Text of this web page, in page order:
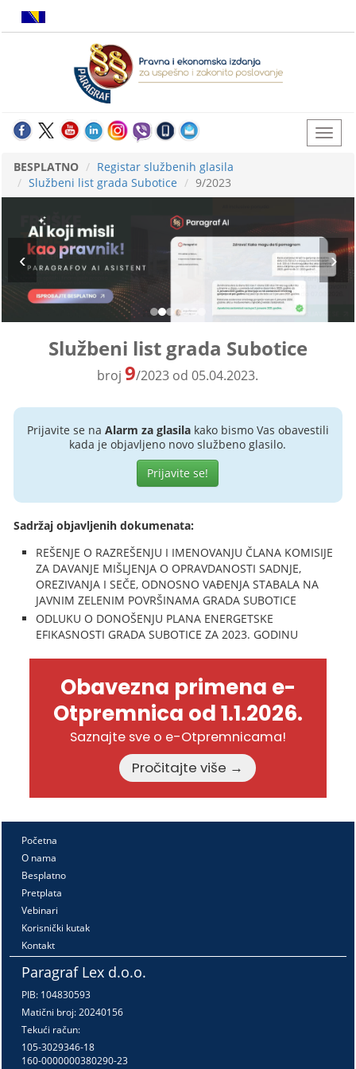
BESPLATNO
Registar službenih glasila
Službeni list grada Subotice
9/2023
Službeni list grada Subotice
broj9/2023 od 05.04.2023.
Prijavite se na Alarm za glasilakako bismo Vas obavestili
kada je objavljeno novo službeno glasilo.
Prijavite se!
Sadržaj objavljenih dokumenata:
REŠENJE O RAZREŠENJU I IMENOVANJU ČLANA KOMISIJE
ZA DAVANJE MIŠLJENJA O OPRAVDANOSTI SADNJE,
OREZIVANJA I SEČE, ODNOSNO VAĐENJA STABALA NA
JAVNIM ZELENIM POVRŠINAMA GRADA SUBOTICE
ODLUKU O DONOŠENJU PLANA ENERGETSKE
EFIKASNOSTI GRADA SUBOTICE ZA 2023. GODINU
Obavezna primena e-
Otpremnica od 1.1.2026.
Saznajte sve o e-Otpremnicama!
Pročitajte više →
Početna
O nama
Besplatno
Pretplata
Vebinari
Korisnički kutak
Kontakt
Paragraf Lex d.o.o.
PIB: 104830593
Matični broj: 20240156
Tekući račun:
105-3029346-18
160-0000000380290-23